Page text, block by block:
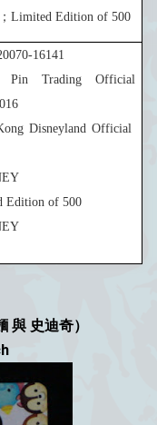
Limited Edition of 500
16141
Pin Trading Official
6
Disneyland Official
Edition of500
與 史迪奇）